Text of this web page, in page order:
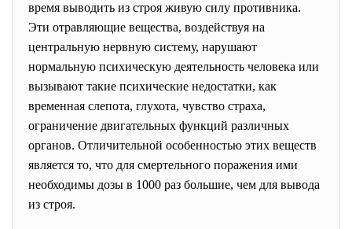
время выводить из строя живую силу противника.
Эти отравляющие вещества, воздействуя на
центральную нервную систему, нарушают
нормальную психическую деятельность человека или
вызывают такие психические недостатки, как
временная слепота, глухота, чувство страха,
ограничение двигательных функций различных
органов. Отличительной особенностью этих веществ
является то, что для смертельного поражения ими
необходимы дозы в 1000 раз большие, чем для вывода
из строя.